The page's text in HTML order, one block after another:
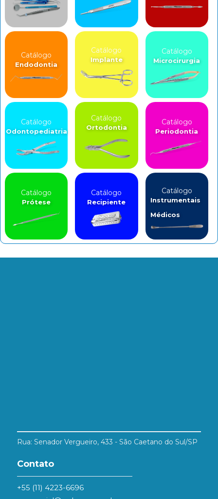
Catálogo
Endodontia
Catálogo
Implante
Catálogo
Microcirurgia
Catálogo
Odontopediatria
Catálogo
Ortodontia
Catálogo
Periodontia
Catálogo
Prótese
Catálogo
Recipiente
Catálogo
Instrumentais
Médicos
Rua: Senador Vergueiro, 433 - São Caetano do Sul/SP
Contato
+55 (11) 4223-6696